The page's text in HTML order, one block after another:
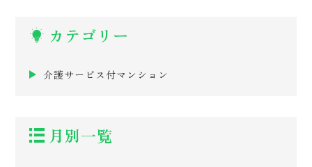
カテゴリー
介護サービス付マンション
月別一覧